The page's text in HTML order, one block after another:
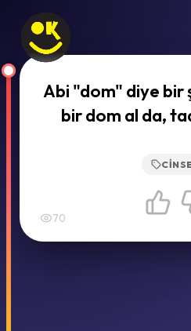
Abi "dom" diye bir
bir dom al da,
70